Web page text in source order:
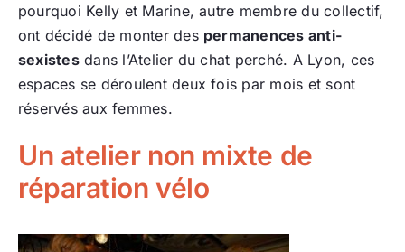
pourquoi Kelly et Marine, autre membre du collectif,
ont décidé de monter des permanences anti-
sexistesdans l’Atelier du chat perché. A Lyon, ces
espaces se déroulent deux fois par mois et sont
réservés aux femmes.
Un atelier non mixte de
réparation vélo